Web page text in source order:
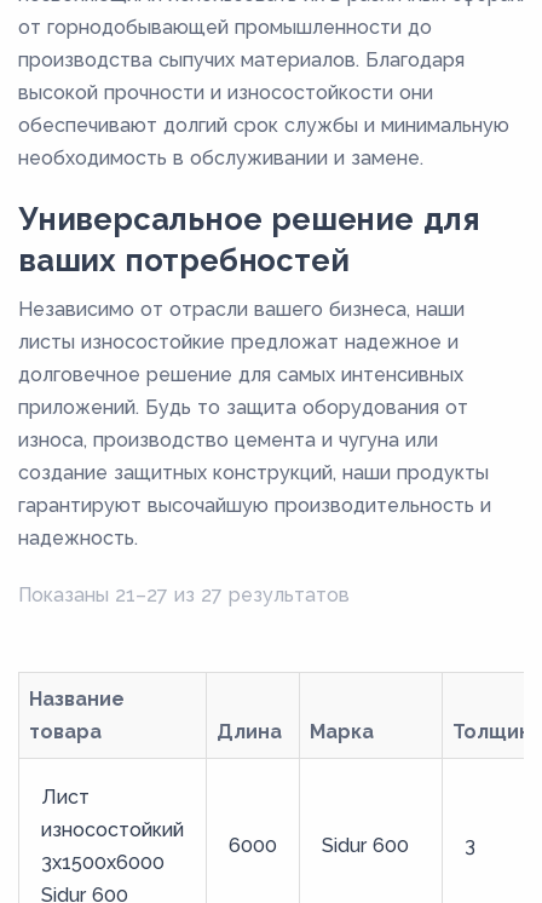
3,2
34
35
36
38
4
42
44
45
46
48
5
50
6
60
65
7
70
75
от горнодобывающей промышленности до
производства сыпучих материалов. Благодаря
высокой прочности и износостойкости они
обеспечивают долгий срок службы и минимальную
необходимость в обслуживании и замене.
Универсальное решение для
ваших потребностей
Независимо от отрасли вашего бизнеса, наши
листы износостойкие предложат надежное и
долговечное решение для самых интенсивных
приложений. Будь то защита оборудования от
износа, производство цемента и чугуна или
создание защитных конструкций, наши продукты
гарантируют высочайшую производительность и
надежность.
Показаны 21–27 из 27 результатов
Название
товара
Длина Марка Толщина
Лист
износостойкий
3x1500x6000
Sidur 600
6000 Sidur 600 3